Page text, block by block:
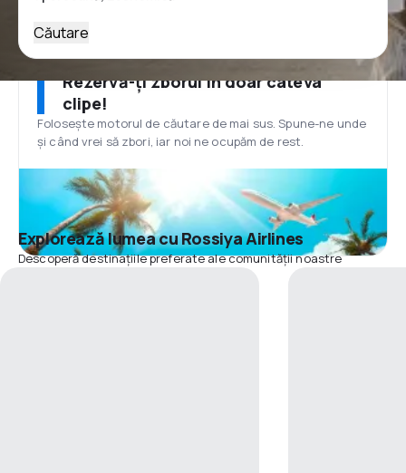
Căutare
Rezervă-ți zborul în doar câteva
clipe!
Folosește motorul de căutare de mai sus. Spune-ne unde
și când vrei să zbori, iar noi ne ocupăm de rest.
Explorează lumea cu Rossiya Airlines
Descoperă destinațiile preferate ale comunității noastre